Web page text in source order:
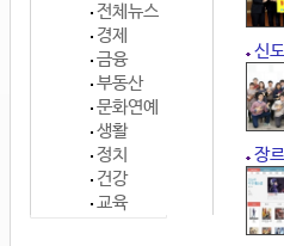
전체뉴스
경제
금융
부동산
문화연예
생활
정치
건강
교육
신
장